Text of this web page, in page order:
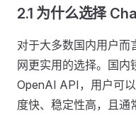
2.1 为什么选择
对于大多数国内用户而
网更实用的选择。国内
OpenAI API，用户可
度快、稳定性高，且通